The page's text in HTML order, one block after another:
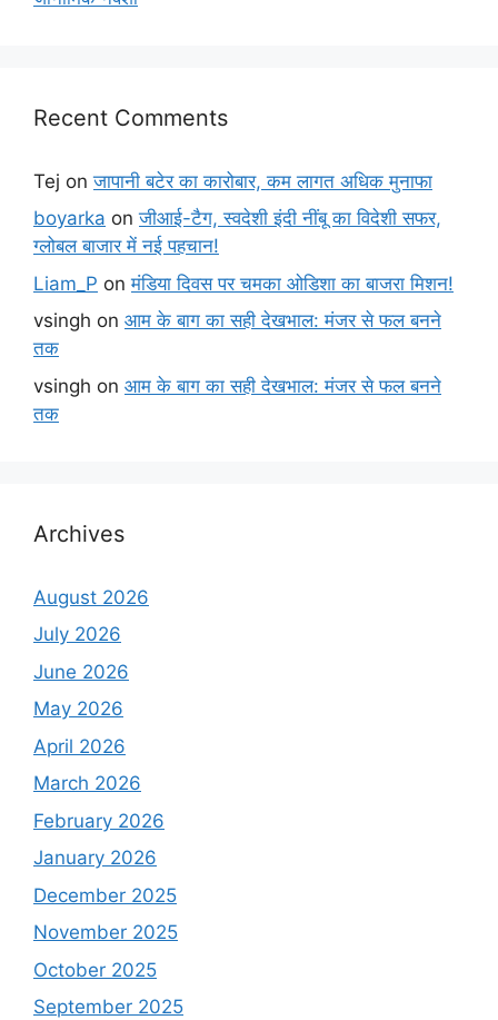
Recent Comments
Tej onजापानी बटेर का कारोबार, कम लागत अधिक मुनाफा
boyarka onजीआई-टैग, स्वदेशी इंदी नींबू का विदेशी सफर,
ग्लोबल बाजार में नई पहचान!
Liam_P onमंडिया दिवस पर चमका ओडिशा का बाजरा मिशन!
vsingh on आम के बाग का सही देखभाल: मंजर से फल बनने
तक
vsingh on आम के बाग का सही देखभाल: मंजर से फल बनने
तक
Archives
August 2026
July 2026
June 2026
May 2026
April 2026
March 2026
February 2026
January 2026
December 2025
November 2025
October 2025
September 2025